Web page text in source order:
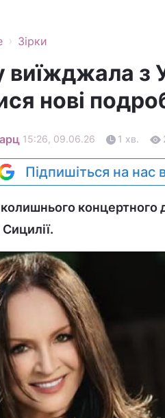
› Зірки
виїжджала з
нові
15:26, 09.06.26 1 хв.
Підпишіться на нас
концертного